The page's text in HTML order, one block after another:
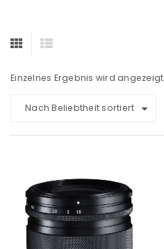
Einzelnes Ergebnis wird angezeigt
Nach Beliebtheit sortiert